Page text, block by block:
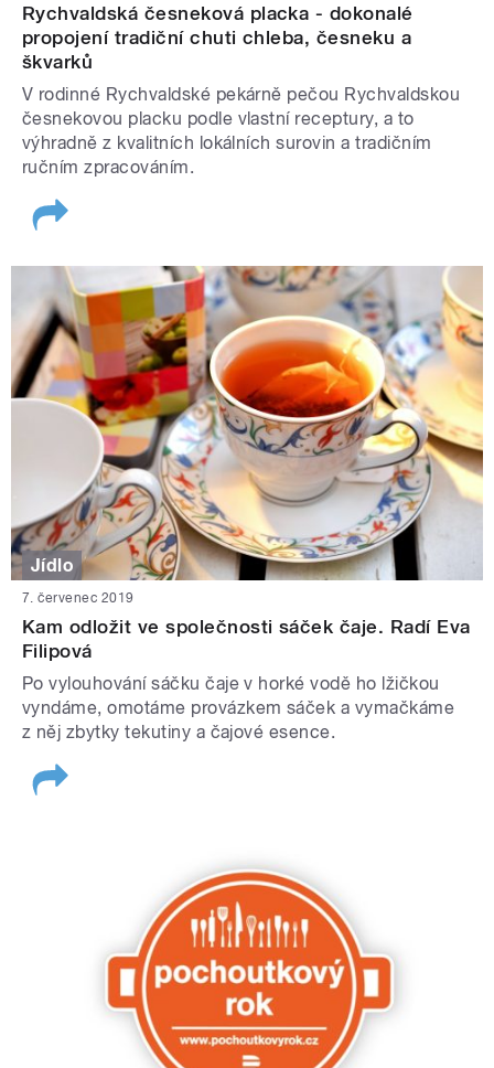
Rychvaldská česneková placka - dokonalé
propojení tradiční chuti chleba, česneku a
škvarků
V rodinné Rychvaldské pekárně pečou Rychvaldskou
česnekovou placku podle vlastní receptury, a to
výhradně z kvalitních lokálních surovin a tradičním
ručním zpracováním.
Jídlo
7. červenec 2019
Kam odložit ve společnosti sáček čaje. Radí Eva
Filipová
Po vylouhování sáčku čaje v horké vodě ho lžičkou
vyndáme, omotáme provázkem sáček a vymačkáme
z něj zbytky tekutiny a čajové esence.